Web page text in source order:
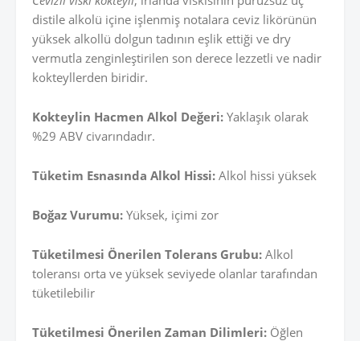
distile alkolü içine işlenmiş notalara ceviz likörünün
yüksek alkollü dolgun tadının eşlik ettiği ve dry
vermutla zenginleştirilen son derece lezzetli ve nadir
kokteyllerden biridir.
Kokteylin Hacmen Alkol Değeri: Yaklaşık olarak
%29 ABV civarındadır.
Tüketim Esnasında Alkol Hissi: Alkol hissi yüksek
Boğaz Vurumu: Yüksek, içimi zor
Tüketilmesi Önerilen Tolerans Grubu: Alkol
toleransı orta ve yüksek seviyede olanlar tarafından
tüketilebilir
Tüketilmesi Önerilen Zaman Dilimleri: Öğlen